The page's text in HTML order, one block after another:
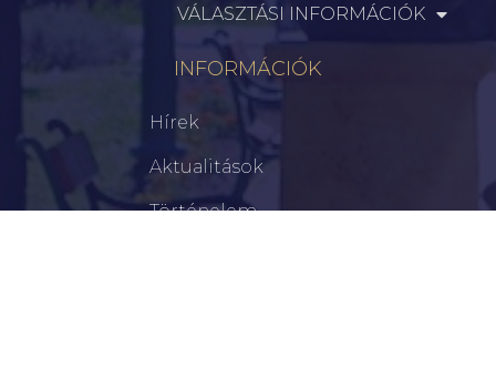
VÁLASZTÁSI INFORMÁCIÓK
INFORMÁCIÓK
Hírek
Aktualitások
Történelem